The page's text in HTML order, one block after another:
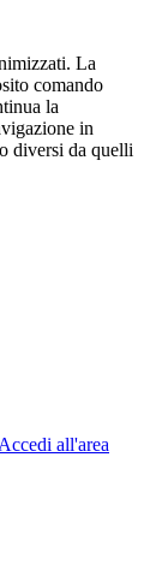
La
comando
la
in
diversi da quelli
Accedi all'area